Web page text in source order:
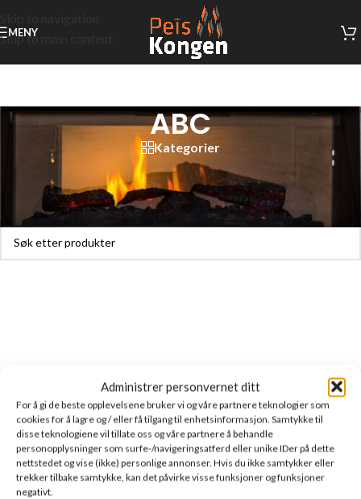
Administrer personvernet ditt
For å gi de beste opplevelsene bruker vi og våre partnere teknologier som
cookies for å lagre og / eller få tilgang til enhetsinformasjon. Samtykke til
disse teknologiene vil tillate oss og våre partnere å behandle
personopplysninger som surfe-/navigeringsatferd eller unike IDer på dette
nettstedet og vise (ikke) personlige annonser. Hvis du ikke samtykker eller
trekker tilbake samtykke, kan det påvirke visse funksjoner og funksjoner
negativt.
Skip to main content
MENY
ABC
Kategorier
Ventiler / Rister ABC
Fant ingen produkter som passet med valgene dine.